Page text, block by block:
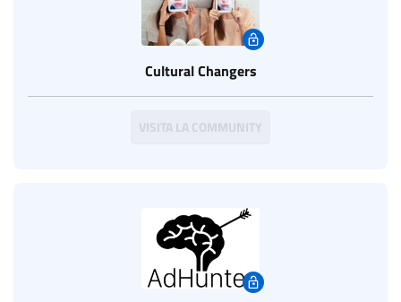
Cultural Changers
VISITA LA COMMUNITY